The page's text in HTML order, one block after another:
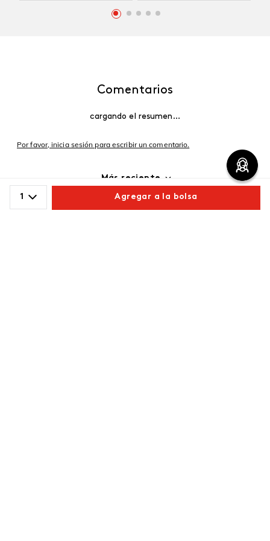
1 Agregar a la bolsa
Comentarios
cargando el resumen…
Por favor, inicia sesión para escribir un comentario.
Más reciente
Cargando comentarios…